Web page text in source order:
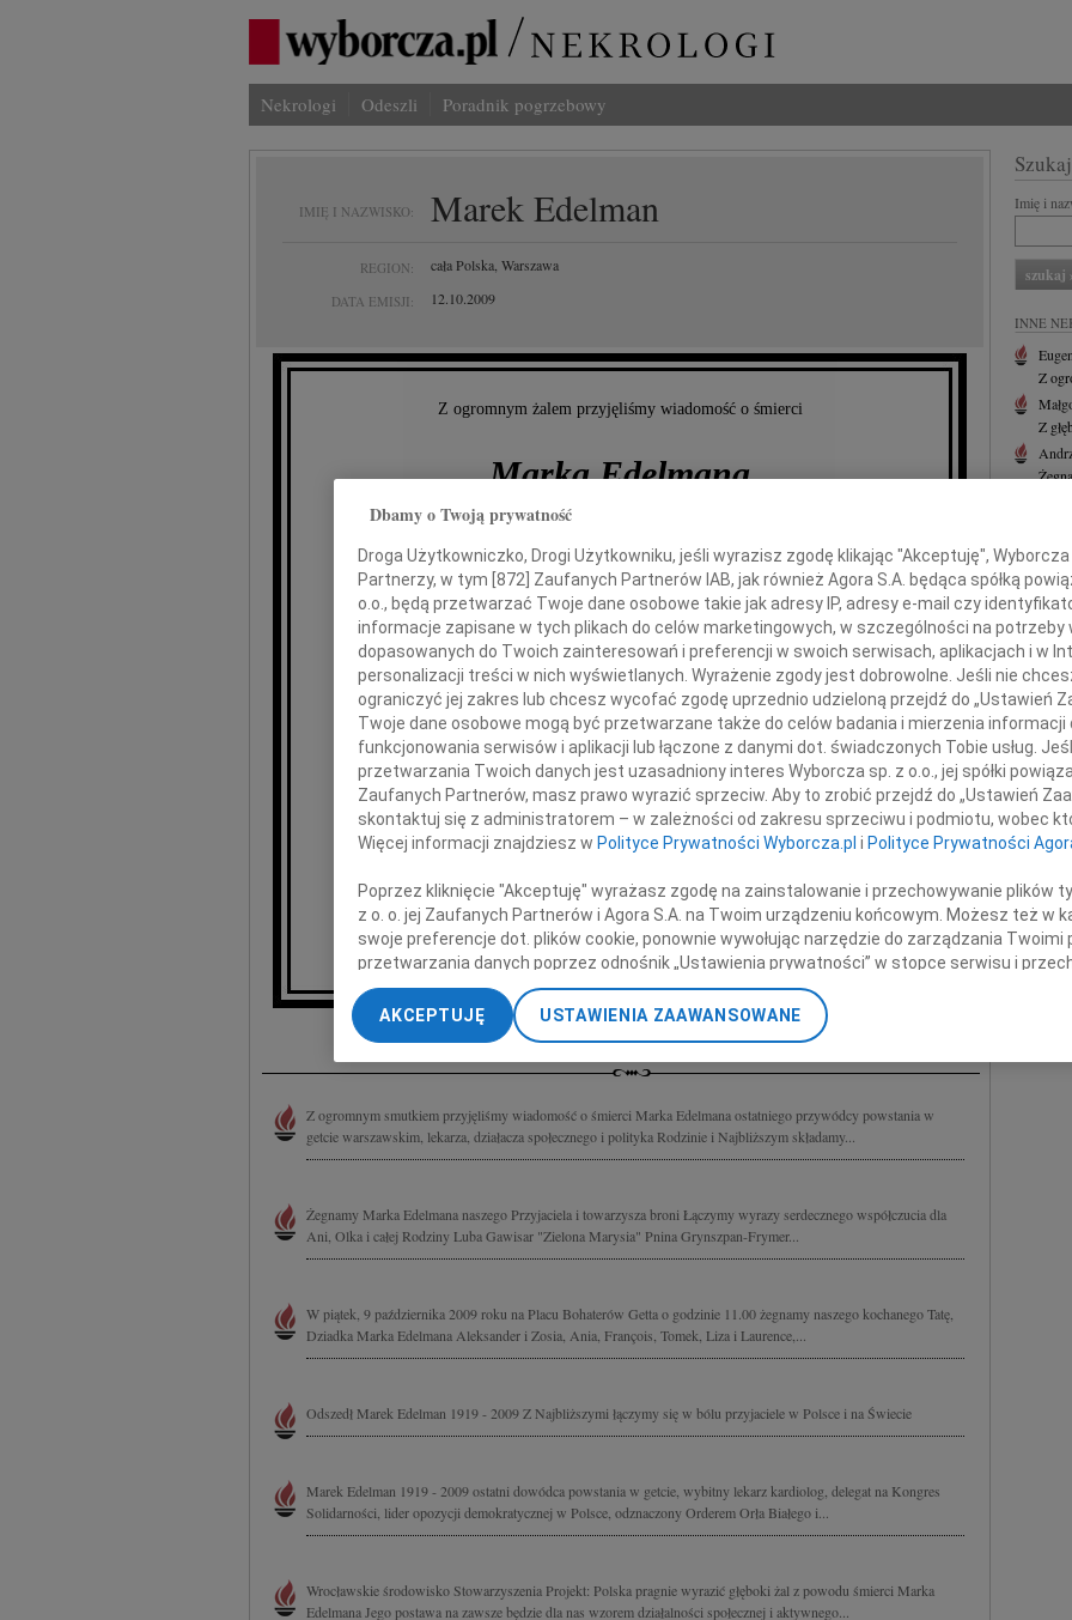
Nekrologi Odeszli Poradnik pogrzebowy
IMIĘ I NAZWISKO: Marek Edelman
REGION: cała Polska, Warszawa
DATA EMISJI: 12.10.2009
Z ogromnym żalem przyjęliśmy wiadomość o śmierci
Marka Edelmana
patrioty, bohatera, autorytetu
i wspaniałego człowieka
Rodzinie i Bliskim
wyrazy głębokiego współczucia
Wydawnictwo Znak
Inne kondolencje
Z ogromnym smutkiem przyjęliśmy wiadomość o śmierci Marka Edelmana ostatniego przywódcy powstania w
getcie warszawskim, lekarza, działacza społecznego i polityka Rodzinie i Najbliższym składamy...
Żegnamy Marka Edelmana naszego Przyjaciela i towarzysza broni Łączymy wyrazy serdecznego współczucia dla
Ani, Olka i całej Rodziny Luba Gawisar "Zielona Marysia" Pnina Grynszpan-Frymer...
W piątek, 9 października 2009 roku na Placu Bohaterów Getta o godzinie 11.00 żegnamy naszego kochanego Tatę,
Dziadka Marka Edelmana Aleksander i Zosia, Ania, François, Tomek, Liza i Laurence,...
Odszedł Marek Edelman 1919 - 2009 Z Najbliższymi łączymy się w bólu przyjaciele w Polsce i na Świecie
Marek Edelman 1919 - 2009 ostatni dowódca powstania w getcie, wybitny lekarz kardiolog, delegat na Kongres
Solidarności, lider opozycji demokratycznej w Polsce, odznaczony Orderem Orła Białego i...
Wrocławskie środowisko Stowarzyszenia Projekt: Polska pragnie wyrazić głęboki żal z powodu śmierci Marka
Edelmana Jego postawa na zawsze będzie dla nas wzorem działalności społecznej i aktywnego...
Imię i
INNE
Z
Z
Z
+
+
Dbamy o Twoją prywatność
Droga Użytkowniczko, Drogi Użytkowniku, jeśli wyrazisz zgodę klikając "Akceptuję",
Partnerzy, w tym [872] Zaufanych Partnerów IAB, jak również Agora S.A. będąca spółką
o.o., będą przetwarzać Twoje dane osobowe takie jak adresy IP, adresy e-mail czy
informacje zapisane w tych plikach do celów marketingowych, w szczególności na potrzeby
dopasowanych do Twoich zainteresowań i preferencji w swoich serwisach, aplikacjach i w
personalizacji treści w nich wyświetlanych. Wyrażenie zgody jest dobrowolne. Jeśli nie
ograniczyć jej zakres lub chcesz wycofać zgodę uprzednio udzieloną przejdź do „Ustawień
Twoje dane osobowe mogą być przetwarzane także do celów badania i mierzenia
funkcjonowania serwisów i aplikacji lub łączone z danymi dot. świadczonych Tobie usług.
przetwarzania Twoich danych jest uzasadniony interes Wyborcza sp. z o.o., jej spółki
Zaufanych Partnerów, masz prawo wyrazić sprzeciw. Aby to zrobić przejdź do „Ustawień
skontaktuj się z administratorem – w zależności od zakresu sprzeciwu i podmiotu, wobec
Więcej informacji znajdziesz w Polityce Prywatności Wyborcza.pl i Polityce Prywatności
Poprzez kliknięcie "Akceptuję" wyrażasz zgodę na zainstalowanie i przechowywanie plików
z o. o. jej Zaufanych Partnerów i Agora S.A. na Twoim urządzeniu końcowym. Możesz też w
swoje preferencje dot. plików cookie, ponownie wywołując narzędzie do zarządzania Twoimi
przetwarzania danych poprzez odnośnik „Ustawienia prywatności” w stopce serwisu i
„Ustawienia zaawansowane”. Zmiana ustawień plików cookie możliwa jest także za pomocą
My, nasi Zaufani Partnerzy i Agora S.A. możemy przetwarzać dane osobowe w
dokładnych danych geolokalizacyjnych. Aktywne skanowanie charakterystyki urządzenia do
Przechowywanie informacji na urządzeniu lub dostęp do nich. Spersonalizowane reklamy i
treści, badnie odbiorców i ulepszanie usług.
Lista Zaufanych Partnerów
USTAWIENIA ZAAWANSOWANE
AKCEPTUJĘ